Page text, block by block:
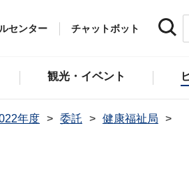
センター チャットボット
観光・イベント
年度 委託
健康福祉局